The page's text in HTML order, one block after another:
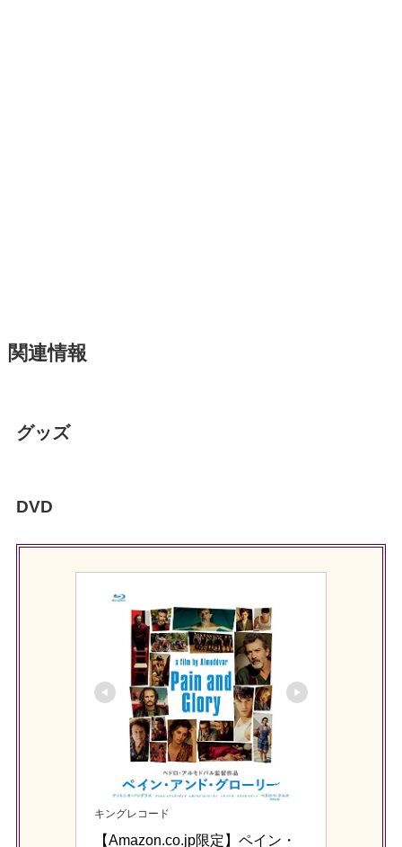
関連情報
グッズ
DVD
キングレコード
【Amazon.co.jp限定】ペイン・